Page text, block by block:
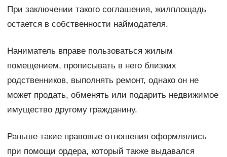
При заключении такого соглашения, жилплощадь
остается в собственности наймодателя.
Наниматель вправе пользоваться жилым
помещением, прописывать в него близких
родственников, выполнять ремонт, однако он не
может продать, обменять или подарить недвижимое
имущество другому гражданину.
Раньше такие правовые отношения оформлялись
при помощи ордера, который также выдавался